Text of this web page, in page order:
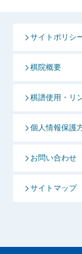
サイトポリシ
棋院概要
棋譜使用・リ
個人情報保護
お問い合わせ
サイトマップ